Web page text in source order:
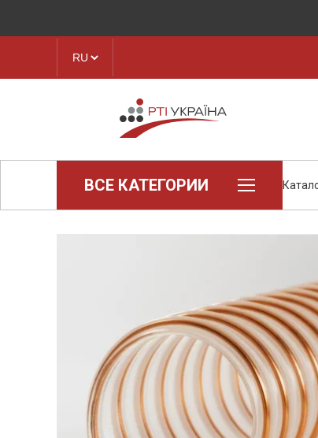
ВСЕ КАТЕГОРИИ
Ленты транспортерные
Рукава, шланги
Хомуты и БРСМ соединения
Набивки сальниковые
Композитные материалы Resimac
Парафиновая эмульсия